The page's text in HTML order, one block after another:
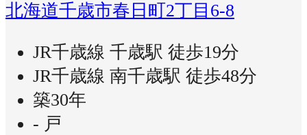
北海道千歳市春日町2丁目6-8
JR千歳線 千歳駅 徒歩19分
JR千歳線 南千歳駅 徒歩48分
築30年
- 戸